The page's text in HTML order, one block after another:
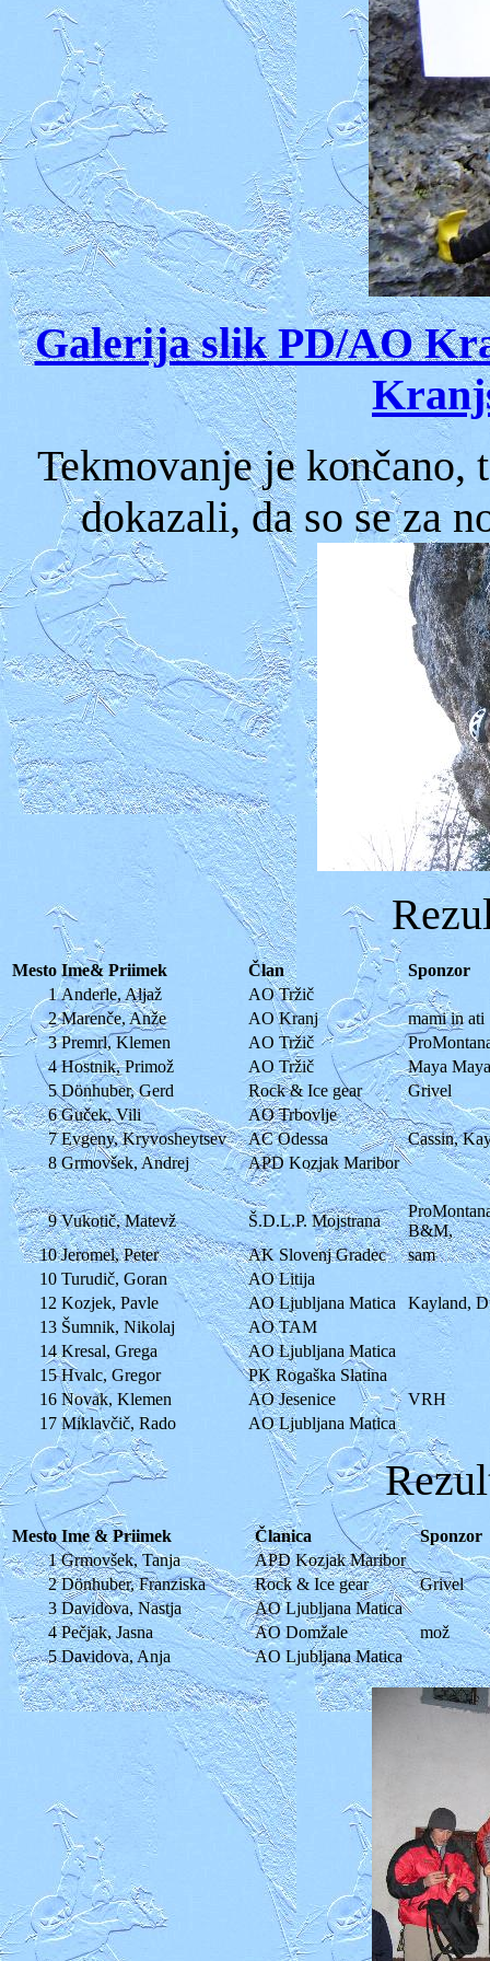
Galerija slik PD/AO
Tekmovanje je
dokazali, da so se za
Mesto Ime& Priimek Član
Sponzor
1 Anderle, Aljaž
AO Tržič
2 Marenče, Anže AO Kranj
mami in ati
3 Premrl, Klemen AO Tržič
4 Hostnik, Primož AO Tržič
Maya Maya
5 Dönhuber, Gerd Rock & Ice gear
Grivel
6 Guček, Vili
AO Trbovlje
7 Evgeny, Kryvosheytsev AC Odessa
Cassin,
8 Grmovšek, Andrej APD Kozjak Maribor
9 Vukotič, Matevž Š.D.L.P. Mojstrana
B&M,
10 Jeromel, Peter AK Slovenj Gradec
sam
10 Turudič, Goran
AO Litija
12 Kozjek, Pavle AO Ljubljana Matica
Kayland,
13 Šumnik, Nikolaj
AO TAM
14 Kresal, Grega
AO Ljubljana Matica
15 Hvalc, Gregor
PK Rogaška Slatina
16 Novak, Klemen AO Jesenice
VRH
17 Miklavčič, Rado AO Ljubljana Matica
Mesto Ime & Priimek Članica
Sponzor
1 Grmovšek, Tanja
APD Kozjak Maribor
2 Dönhuber, Franziska Rock & Ice gear
Grivel
3 Davidova, Nastja
AO Ljubljana Matica
4 Pečjak, Jasna AO Domžale
mož
5 Davidova, Anja AO Ljubljana Matica